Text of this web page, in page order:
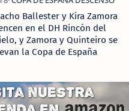
Ballester y Kira Zamora
en el DH Rincón del
y Zamora y Quinteiro se
la Copa de España